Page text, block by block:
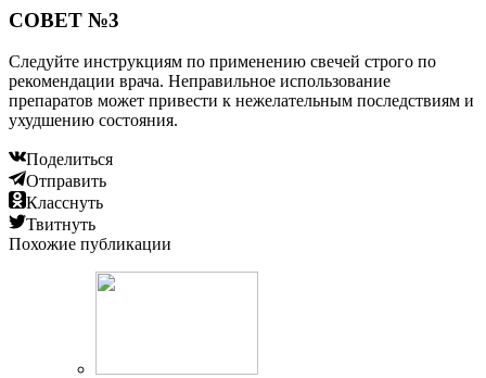
СОВЕТ №3
Следуйте инструкциям по применению свечей строго по
рекомендации врача. Неправильное использование
препаратов может привести к нежелательным последствиям и
ухудшению состояния.
Поделиться
Отправить
Класснуть
Твитнуть
Похожие публикации